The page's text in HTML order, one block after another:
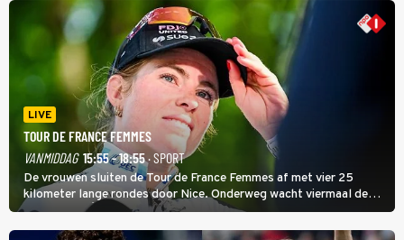
LIVE
TOUR DE FRANCE FEMMES
VANMIDDAG 15:55 - 18:55· SPORT
De vrouwen sluiten de Tour de France Femmes af met vier 25
kilometer lange rondes door Nice. Onderweg wacht viermaal de
zware Col d'Èze. Aan de finish op de Promenade des Anglais krijgt
de eindwinnaar de laatste gele trui.